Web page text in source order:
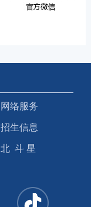
网络服务
招生信息
北 斗 星